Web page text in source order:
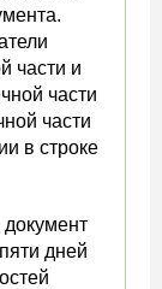
части и
части
части
в строке
дней